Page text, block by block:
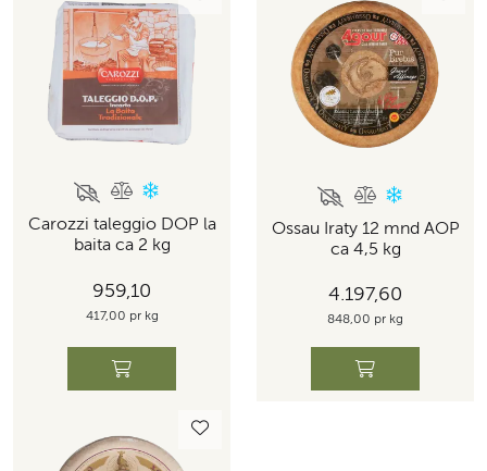
Carozzi taleggio DOP la
baita ca 2 kg
959,10
417,00 pr kg
Ossau Iraty 12 mnd AOP
ca 4,5 kg
4.197,60
848,00 pr kg